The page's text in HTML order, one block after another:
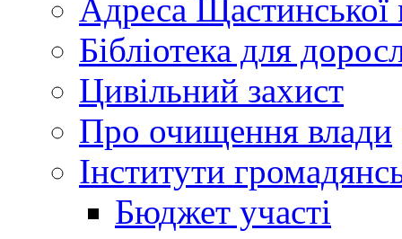
Адреса Щастинської
Бібліотека для
Цивільний захист
Про очищення влади
Інститути
Бюджет участі